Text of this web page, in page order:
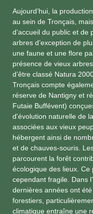
Aujourd’hui, la
au sein de Tronçais,
d’accueil du public et
arbres d’exception de
une faune et une flore
présence de vieux
d’être classé Natura
Tronçais compte
réserve de Nantigny et
Futaie Buffévent)
d'évolution naturelle de
associées aux vieux
hébergent ainsi de
et de chauves-souris.
parcourent la forêt
écologique des lieux.
cependant fragile. Dans
dernières années ont
forestiers,
climatique entraîne une